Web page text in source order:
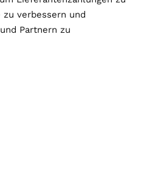
verbessern und
Partnern zu